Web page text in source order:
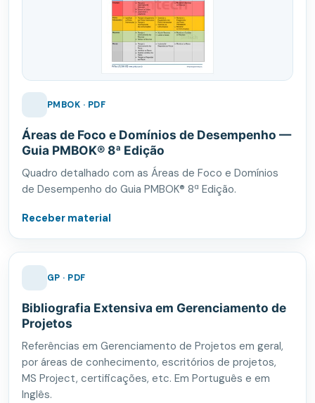
PMBOK · PDF
Áreas de Foco e Domínios de Desempenho —
Guia PMBOK® 8ª Edição
Quadro detalhado com as Áreas de Foco e Domínios
de Desempenho do Guia PMBOK® 8ª Edição.
Receber material
GP · PDF
Bibliografia Extensiva em Gerenciamento de
Projetos
Referências em Gerenciamento de Projetos em geral,
por áreas de conhecimento, escritórios de projetos,
MS Project, certificações, etc. Em Português e em
Inglês.